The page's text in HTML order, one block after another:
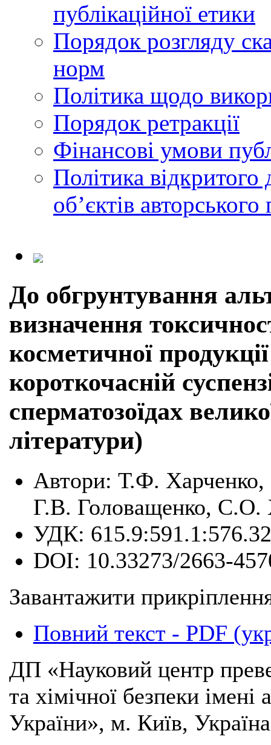
публікаційної етики
Порядок розгляду
норм
Політика щодо
Порядок ретракції
Фінансові умови
Політика
обʼєктів авторського
До обгрунтування
визначення
косметичної
короткочасній
сперматозоїдах
літератури)
Автори: Т.Ф.
Г.В. Головащенко, С.О.
УДК:
DOI: 10.33273/2663-
Завантажити
Повний текст - PDF
ДП «Науковий центр
та хімічної безпеки
України», м. Київ, Україна